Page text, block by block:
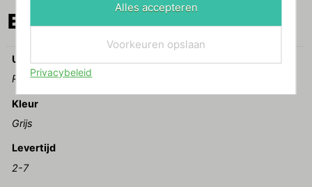
Extra info
Uitvoering
RVS Geborsteld, Grijs
Kleur
Grijs
Levertijd
2-7
Alles accepteren
Voorkeuren opslaan
Privacybeleid